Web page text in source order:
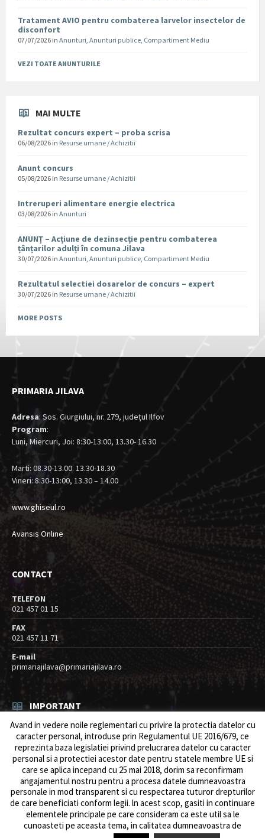
Tratament AVIO pentru combaterea larvelor insectelor de
disconfort
07/07/2026 in Anunturi, Anunturi publice, Compartiment Mediu
VEZI TOATE ANUNTURILE
MAI MULTE
Rezultat concurs expert – proba scrisa
06/08/2026 in Resurse umane / Achizitii
Anunt concurs
05/08/2026 in Resurse umane / Achizitii
Intreruperi alimentare energie electrica
03/08/2026 in Anunturi
ANUNȚ – Acțiune de dezinsecție pentru combaterea
țânțarilor adulți în comuna Jilava
30/07/2026 in Anunturi, Anunturi publice, Compartiment Mediu
Rezultatul selectiei dosarelor de concurs – expert
30/07/2026 in Resurse umane / Achizitii
MORE POSTS
PRIMARIA JILAVA
Adresa: Sos. Giurgiului, nr. 279, judeţul Ilfov
Program:
Luni, Miercuri, Joi: 8:30-13:00, 13.30- 16.30
Marti: 08.30-13.00. 13.30-18.30
Vineri: 8:30-13:00, 13.30 – 14.00
www.ghiseul.ro
Avansis Online
CONTACT
TELEFON
021 457 01 15
FAX
021 457 11 71
E-mail
primariajilava@primariajilava.ro
IMPORTANT
Rezultat concurs expert – proba scrisa
06/08/2026 inResurse umane / Achizitii
Anunt concurs
05/08/2026 Resurse umane / Achizitii
© 2026 Primăria Comunei Jilava. Dev byows.ro
Avand in vedere noile reglementari cu privire la protectia datelor cu
caracter personal, introduse prin Regulamentul UE 2016/679, ce
reprezinta baza legislatiei privind prelucrarea datelor cu caracter
personal si a protectiei acestor date pentru statele membre UE si
care se aplica incepand cu 25 mai 2018, dorim sa reconfirmam
angajamentul nostru pentru a procesa datele dumneavoastra
personale in mod transparent si cu respectarea tuturor drepturilor
de care beneficiati conform legii. ln acest scop, gasiti in continuare
elementele principale pe care consideram ca este util sa le
cunoasteti pe aceasta tema, in calitatea dumneavoastra de